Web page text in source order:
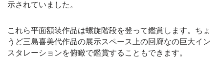
示されていました。
これら平面額装作品は螺旋階段を登って鑑賞します。ちょ
うど三島喜美代作品の展示スペース上の回廊なの巨大イン
スタレーションを俯瞰で鑑賞することもできます。